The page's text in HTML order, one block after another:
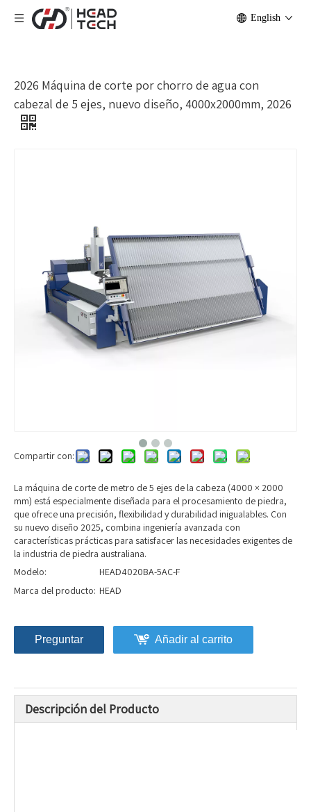
English
2026 Máquina de corte por chorro de agua con
cabezal de 5 ejes, nuevo diseño, 4000x2000mm, 2026
Compartir con:
La máquina de corte de metro de 5 ejes de la cabeza (4000 × 2000
mm) está especialmente diseñada para el procesamiento de piedra,
que ofrece una precisión, flexibilidad y durabilidad inigualables. Con
su nuevo diseño 2025, combina ingeniería avanzada con
características prácticas para satisfacer las necesidades exigentes de
la industria de piedra australiana.
Modelo:
HEAD4020BA-5AC-F
Marca del producto: HEAD
Preguntar Añadir al carrito
Descripción del Producto